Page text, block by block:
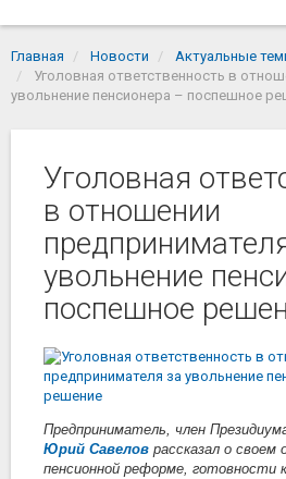
Главная Новости
Актуальные
Уголовная ответственность в
увольнение пенсионера – поспешное
Уголовная
в отношении
увольнение
поспешное
Предприниматель, член
Юрий Савелов рассказал о своем
пенсионной реформе, готовности